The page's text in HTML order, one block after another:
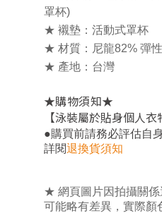
罩杯)
★ 襯墊：活動式罩杯
★ 材質：尼龍82% 彈
★ 產地：台灣
★購物須知★
【泳裝屬於貼身個人
●購買前請務必評估自
詳閱退換貨須知
★ 網頁圖片因拍攝關係
可能略有差異，實際顏